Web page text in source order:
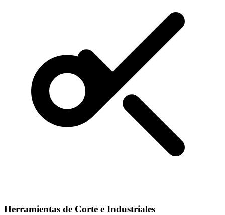
Herramientas de Corte e Industriales